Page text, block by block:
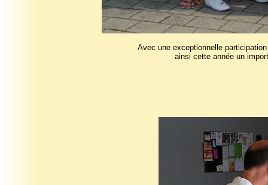
Avec une exceptionnelle
ainsi cette année un